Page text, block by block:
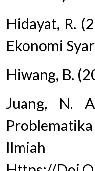
Hidayat, R.
Ekonomi
Hiwang, B.
Juang, N.
Ilmiah